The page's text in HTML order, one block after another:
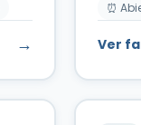
→
⏰
Ver